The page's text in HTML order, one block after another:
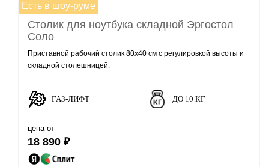
Есть в шоу-руме
Столик для ноутбука складной Эргостол
Соло
Приставной рабочий столик 80х40 см с регулировкой высоты и
складной столешницей.
ГАЗ-ЛИФТ ДО 10 КГ
цена от
18 890 ₽